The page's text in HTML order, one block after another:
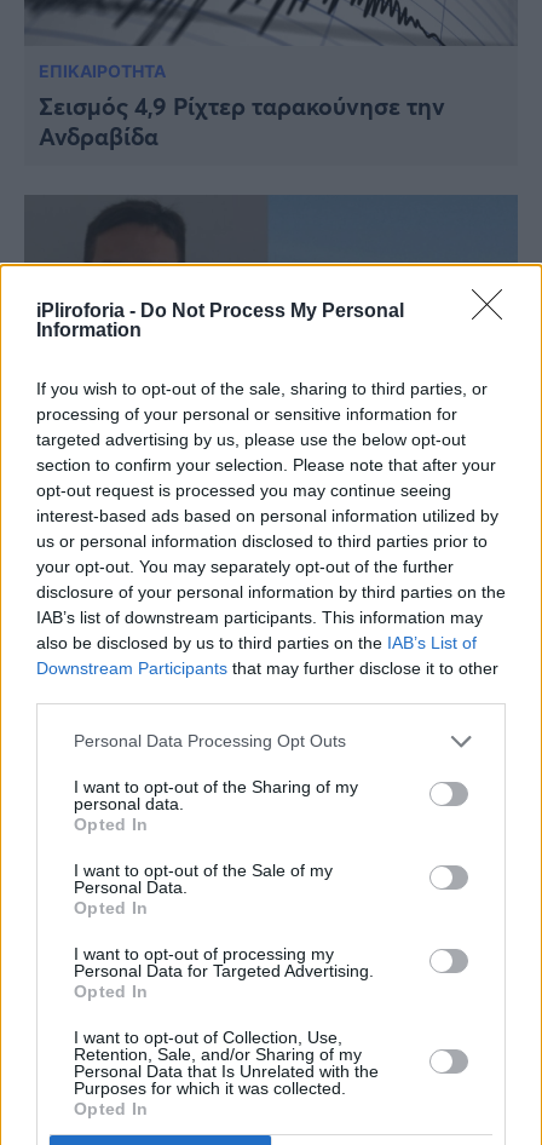
iPliroforia - Do Not Process My Personal
Information
If you wish to opt-out of the sale, sharing to third parties, or
processing of your personal or sensitive information for
targeted advertising by us, please use the below opt-out
section to confirm your selection. Please note that after your
opt-out request is processed you may continue seeing
interest-based ads based on personal information utilized by
us or personal information disclosed to third parties prior to
your opt-out. You may separately opt-out of the further
disclosure of your personal information by third parties on the
IAB’s list of downstream participants. This information may
also be disclosed by us to third parties on the IAB’s List of
Downstream Participants that may further disclose it to other
Personal Data Processing Opt Outs
I want to opt-out of the Sharing of my
personal data.
Opted In
I want to opt-out of the Sale of my
Personal Data.
Opted In
I want to opt-out of processing my
Personal Data for Targeted Advertising.
Opted In
I want to opt-out of Collection, Use,
Retention, Sale, and/or Sharing of my
Personal Data that Is Unrelated with the
Purposes for which it was collected.
Opted In
ΕΠΙΚΑΙΡΟΤΗΤΑ
Σεισμός 4,9 Ρίχτερ ταρακούνησε την
Ανδραβίδα
VIDEOS
Το τράβηξε ο πατέρας του σε βίντεο: Η
στιγμή που ο 29χρονος υποσμηναγός
πετά πάνω από το χωριό του
ΑΦΙΕΡΩΜΑΤΑ
«Δήλωσε πρώτη την Ικάρων και
τραγικός πατέρας του 29χρονου
Υποσμηναγού